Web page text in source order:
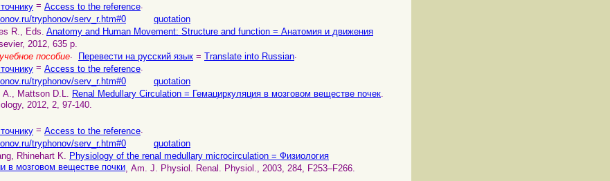
= Access to the reference.
tryphonov/serv_r.htm#0
quotation
R., Eds. Anatomy and Human Movement: Structure and function = Анатомия и движения
2012, 635 p.
пособие. Перевести на русский язык = Translate into Russian.
= Access to the reference.
tryphonov/serv_r.htm#0
quotation
A., Mattson D.L. Renal Medullary Circulation = Гемациркуляция в мозговом веществе почек.
2012, 2, 97-140.
= Access to the reference.
tryphonov/serv_r.htm#0
quotation
Rhinehart K. Physiology of the renal medullary microcirculation = Физиология
в мозговом веществе почки, Am. J. Physiol. Renal. Physiol., 2003, 284, F253–F266.